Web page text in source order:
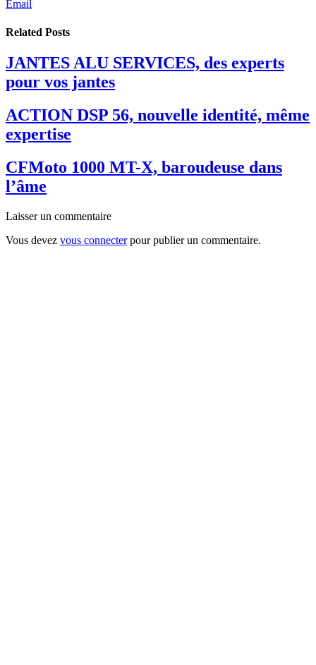
Email
Related Posts
JANTES ALU SERVICES, des experts
pour vos jantes
ACTION DSP 56, nouvelle identité, même
expertise
CFMoto 1000 MT-X, baroudeuse dans
l’âme
Laisser un commentaire
Vous devez vous connecterpour publier un commentaire.